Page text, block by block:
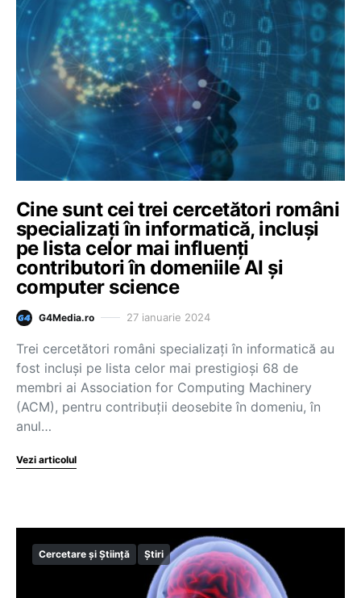
Cine sunt cei trei cercetători români
specializați în informatică, incluși
pe lista celor mai influenți
contributori în domeniile AI și
computer science
G4Media.ro 27 ianuarie 2024
Trei cercetători români specializați în informatică au
fost incluși pe lista celor mai prestigioși 68 de
membri ai Association for Computing Machinery
(ACM), pentru contribuții deosebite în domeniu, în
anul…
Vezi articolul
Cercetare și Știință Știri